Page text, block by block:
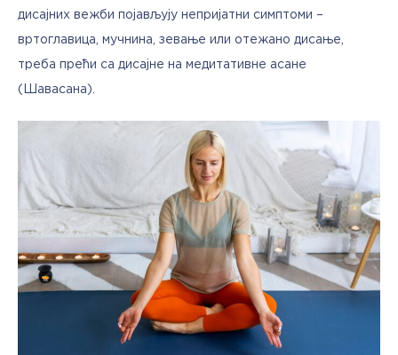
дисајних вежби појављују непријатни симптоми –
вртоглавица, мучнина, зевање или отежано дисање,
треба прећи са дисајне на медитативне асане
(Шавасана).